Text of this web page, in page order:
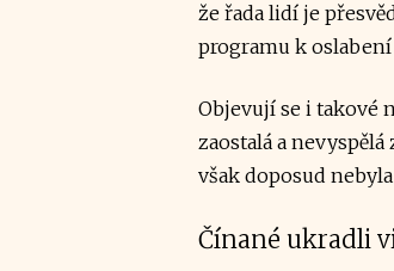
že řada lidí je
programu k oslabení
Objevují se i takové
zaostalá a
však doposud
Čínané ukradli